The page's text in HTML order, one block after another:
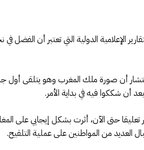
الإعلامية الدولية التي تعتبر أن
أن صورة ملك المغرب وهو يتلقى أول
أن شككوا فيه في بداية الأمر.
حتى الآن، أثرت بشكل إيجابي على
العديد من المواطنين على عملية التلقيح.